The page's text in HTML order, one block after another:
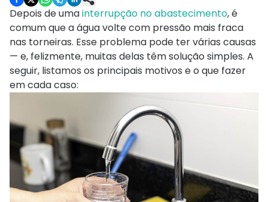
Depois de umainterrupção no abastecimento, é
comum que a água volte com pressão mais fraca
nas torneiras. Esse problema pode ter várias causas
— e, felizmente, muitas delas têm solução simples. A
seguir, listamos os principais motivos e o que fazer
em cada caso: